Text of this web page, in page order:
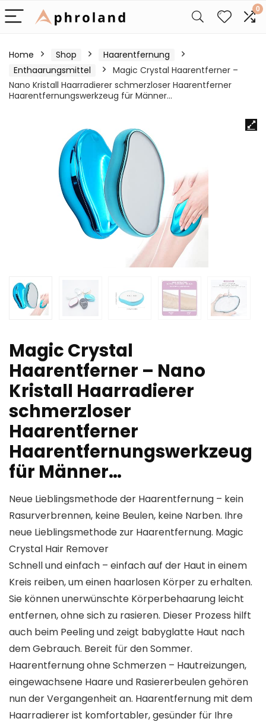
0
Home Shop
Haarentfernung
Enthaarungsmittel
Magic Crystal Haarentferner –
Nano Kristall Haarradierer schmerzloser Haarentferner
Haarentfernungswerkzeug für Männer…
Magic Crystal
Haarentferner – Nano
Kristall Haarradierer
schmerzloser
Haarentferner
Haarentfernungswerkzeug
für Männer…
Neue Lieblingsmethode der Haarentfernung – kein
Rasurverbrennen, keine Beulen, keine Narben. Ihre
neue Lieblingsmethode zur Haarentfernung. Magic
Crystal Hair Remover
Schnell und einfach – einfach auf der Haut in einem
Kreis reiben, um einen haarlosen Körper zu erhalten.
Sie können unerwünschte Körperbehaarung leicht
entfernen, ohne sich zu rasieren. Dieser Prozess hilft
auch beim Peeling und zeigt babyglatte Haut nach
dem Gebrauch. Bereit für den Sommer.
Haarentfernung ohne Schmerzen – Hautreizungen,
eingewachsene Haare und Rasiererbeulen gehören
nun der Vergangenheit an. Haarentfernung mit dem
Haarradierer ist komfortabler, gesünder für Ihre